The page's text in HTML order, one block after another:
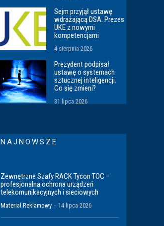
Sejm przyjął ustawę
wdrażającą DSA. Prezes
UKE z nowymi
kompetencjami
4 sierpnia 2026
Prezydent podpisał
ustawę o systemach
sztucznej inteligencji.
Co się zmieni?
31 lipca 2026
NAJNOWSZE
Zewnętrzne Szafy RACK Tycon TOC –
profesjonalna ochrona urządzeń
telekomunikacyjnych i sieciowych
Materiał Reklamowy - 14 lipca 2026